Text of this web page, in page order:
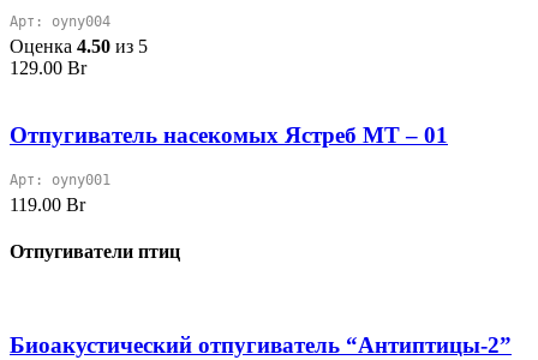
Арт: oyny004
Оценка 4.50 из 5
129.00 Br
Отпугиватель насекомых Ястреб МТ – 01
Арт: oyny001
119.00 Br
Отпугиватели птиц
Биоакустический отпугиватель “Антиптицы-2”